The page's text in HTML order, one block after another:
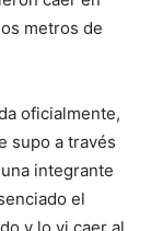
metros de
oficialmente,
supo a través
integrante
el